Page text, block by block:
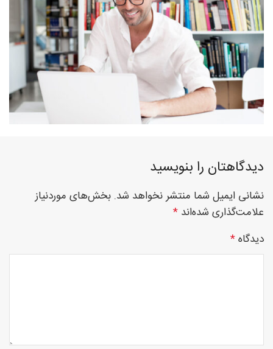
فوق
تخصصی
نرده
دیدگاهتان را بنویسید
نشانی ایمیل شما منتشر نخواهد شد. بخش‌های موردنیاز
علامت‌گذاری شده‌اند *
دیدگاه*